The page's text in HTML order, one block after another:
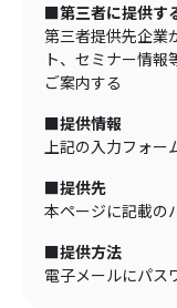
■第三者に提供す
第三者提供先企業
ト、セミナー情報
ご案内する
■提供情報
上記の入力フォー
■提供先
本ページに記載の
■提供方法
電子メールにパス